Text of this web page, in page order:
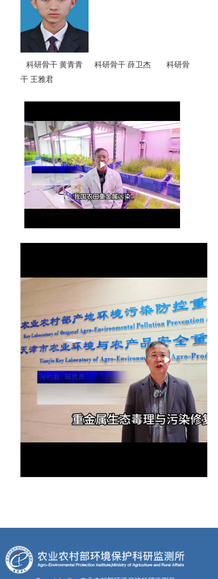
科研骨干 黄青青科研骨干 薛卫杰科研骨
干 王雅君
Play
Video
Play
Video